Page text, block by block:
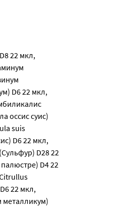
22 мкл,
D6 22 мкл,
оссис суис)
suis
D6 22 мкл,
D28 22
D4 22
22 мкл,
металликум)